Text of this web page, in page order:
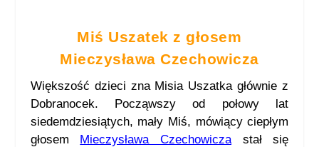
Miś Uszatek z głosem
Mieczysława Czechowicza
Większość dzieci zna Misia Uszatka głównie z
Dobranocek. Począwszy od połowy lat
siedemdziesiątych, mały Miś, mówiący ciepłym
głosem Mieczysława Czechowicza stał się